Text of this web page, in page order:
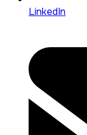
LinkedIn